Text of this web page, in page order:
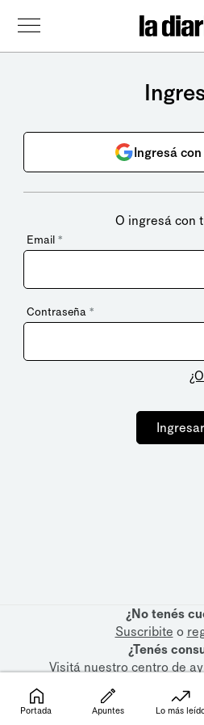
Ingresá
O ingresá con
Email *
Contraseña *
Ingresar
¿No tenés
Suscribite o
¿Tenés
Visitá nuestrocentro de
Portada Apuntes Lo más